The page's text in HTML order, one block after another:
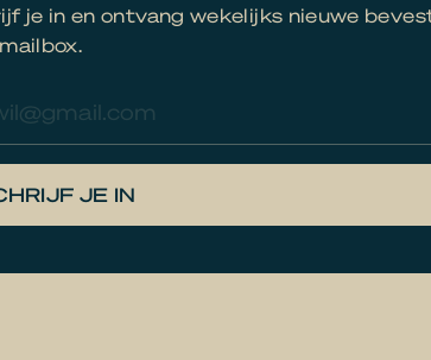
je in en ontvang wekelijks nieuwe
JE IN